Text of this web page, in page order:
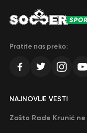
Pratite nas preko:
NAJNOVIJE VESTI